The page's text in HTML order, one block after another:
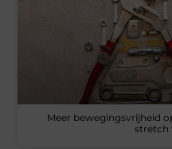
Meer bewegingsvrijheid
stretch